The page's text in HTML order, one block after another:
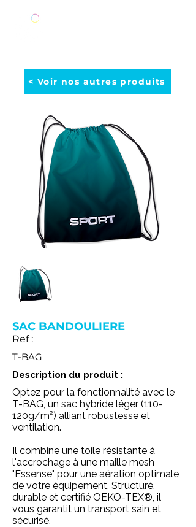
< Voir nos autres produits
SAC BANDOULIERE
Ref :
T-BAG
Description du produit :
Optez pour la fonctionnalité avec le
T-BAG, un sac hybride léger (110-
120g/m²) alliant robustesse et
ventilation.
Il combine une toile résistante à
l'accrochage à une maille mesh
"Essense" pour une aération optimale
de votre équipement. Structuré,
durable et certifié OEKO-TEX®, il
vous garantit un transport sain et
sécurisé.